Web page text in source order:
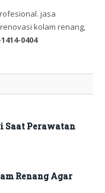
jasa
kolam renang,
0404
Saat Perawatan
Renang Agar